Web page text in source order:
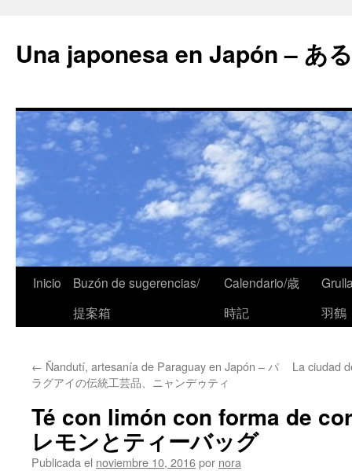
Una japonesa en Japón – あ
Inicio
Buzón de sugerencias/
提案箱
Calendario/歳
時記
羽鶴
← Ñandutí, artesanía de Paraguay en Japón – パ
ラグアイの伝統工芸品、ニャンデゥティ
La ciudad
Té con limón con forma de
レモンとティーバッグ
Publicada el noviembre 10, 2016por nora